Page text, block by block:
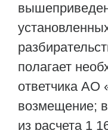
полагает
ответчика АО
возмещение;
из расчета 1